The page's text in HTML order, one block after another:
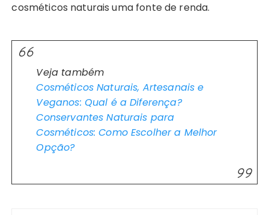
cosméticos naturais uma fonte de renda.
Veja também
Cosméticos Naturais, Artesanais e
Veganos: Qual é a Diferença?
Conservantes Naturais para
Cosméticos: Como Escolher a Melhor
Opção?